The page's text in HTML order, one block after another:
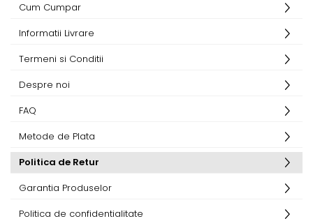
Cum Cumpar
Informatii Livrare
Termeni si Conditii
Despre noi
FAQ
Metode de Plata
Politica de Retur
Garantia Produselor
Politica de confidentialitate